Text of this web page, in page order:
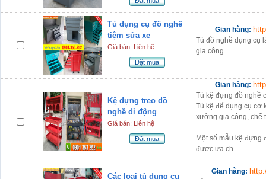
Tủ dụng cụ đồ nghề
tiệm sửa xe
Giá bán: Liên hệ
Đặt mua
Gian hàng:
Tủ đồ nghề dụng cụ
gia công
Kệ đựng treo đồ
nghề di động
Giá bán: Liên hệ
Đặt mua
Gian hàng:
Tủ kệ đựng đồ nghề
Tủ kệ để dụng cụ cơ
xưởng gia công, chế
Một số mẫu kệ đựng
được ưa ch
Các loại tủ dụng cụ
Gian hàng: